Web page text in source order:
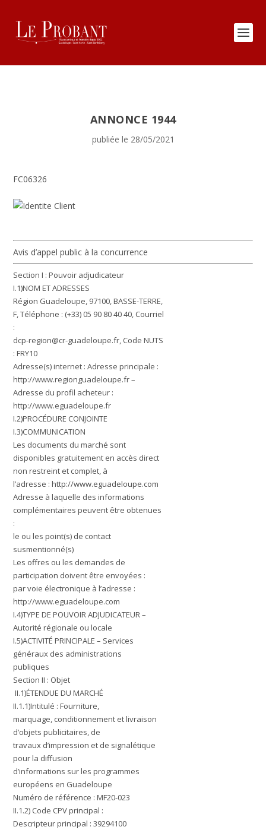
ANNONCE 1944
publiée le 28/05/2021
FC06326
Avis d’appel public à la concurrence
Section I : Pouvoir adjudicateur
I.1)NOM ET ADRESSES
Région Guadeloupe, 97100, BASSE-TERRE,
F, Téléphone : (+33) 05 90 80 40 40, Courriel
:
dcp-region@cr-guadeloupe.fr, Code NUTS
: FRY10
Adresse(s) internet : Adresse principale :
http://www.regionguadeloupe.fr –
Adresse du profil acheteur :
http://www.eguadeloupe.fr
I.2)PROCÉDURE CONJOINTE
I.3)COMMUNICATION
Les documents du marché sont
disponibles gratuitement en accès direct
non restreint et complet, à
l’adresse : http://www.eguadeloupe.com
Adresse à laquelle des informations
complémentaires peuvent être obtenues
:
le ou les point(s) de contact
susmentionné(s)
Les offres ou les demandes de
participation doivent être envoyées :
par voie électronique à l’adresse :
http://www.eguadeloupe.com
I.4)TYPE DE POUVOIR ADJUDICATEUR –
Autorité régionale ou locale
I.5)ACTIVITÉ PRINCIPALE – Services
généraux des administrations
publiques
Section II : Objet
II.1)ÉTENDUE DU MARCHÉ
II.1.1)Intitulé : Fourniture,
marquage, conditionnement et livraison
d’objets publicitaires, de
travaux d’impression et de signalétique
pour la diffusion
d’informations sur les programmes
européens en Guadeloupe
Numéro de référence : MF20-023
II.1.2) Code CPV principal :
Descripteur principal : 39294100